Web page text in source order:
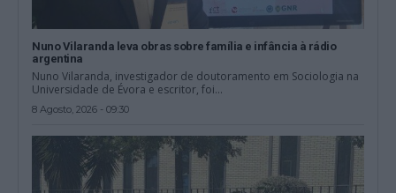
Nuno Vilaranda leva obras sobre família e infância à rádio
argentina
Nuno Vilaranda, investigador de doutoramento em Sociologia na
Universidade de Évora e escritor, foi...
8 Agosto, 2026 - 09:30